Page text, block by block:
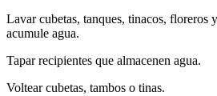
Lavar cubetas, tanques, tinacos, floreros
acumule agua.
Tapar recipientes que almacenen agua.
Voltear cubetas, tambos o tinas.